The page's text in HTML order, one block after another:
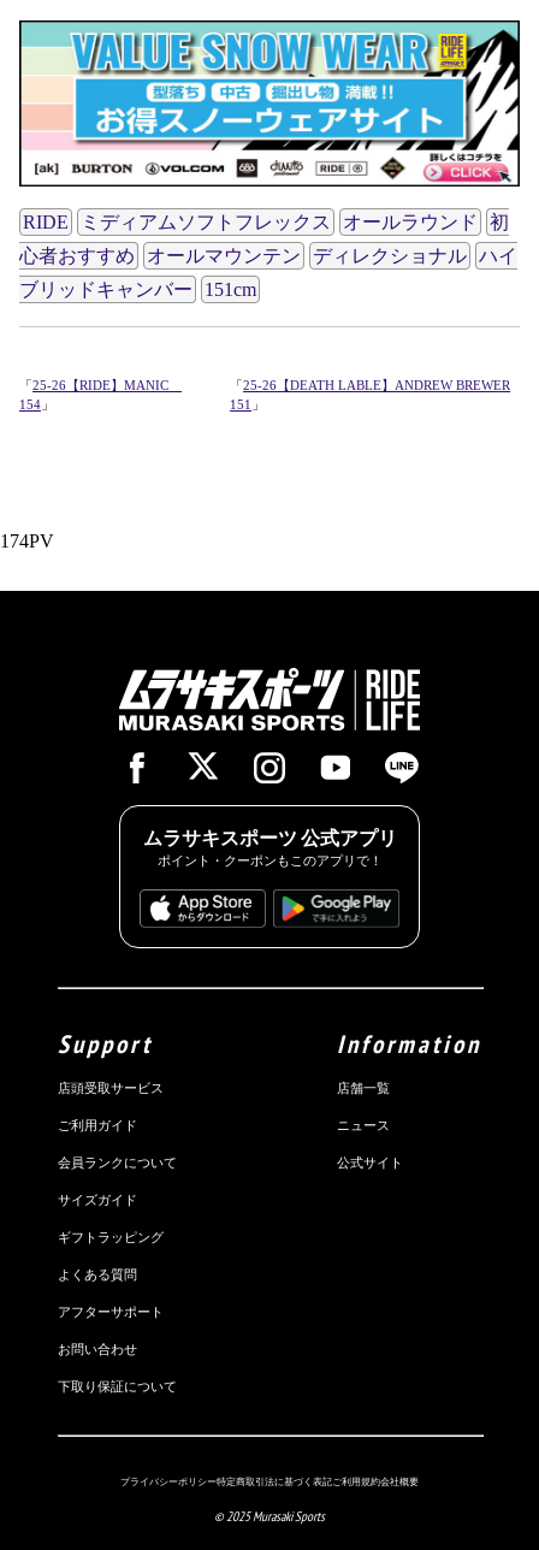
RIDE ミディアムソフトフレックス オールラウンド
初
心者おすすめ
オールマウンテン ディレクショナル ハイ
ブリッドキャンバー
151cm
「 25-26【RIDE】MANIC
154 」
「25-26【DEATH LABLE】ANDREW BREWER
151 」
174PV
ムラサキスポーツ 公式アプリ
ポイント・クーポンもこのアプリで！
Support
店頭受取サービス
ご利用ガイド
会員ランクについて
サイズガイド
ギフトラッピング
よくある質問
アフターサポート
お問い合わせ
下取り保証について
Information
店舗一覧
ニュース
公式サイト
プライバシーポリシー特定商取引法に基づく表記 ご利用規約会社概要
© 2025 Murasaki Sports